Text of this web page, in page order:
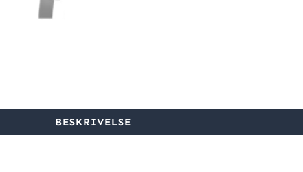
BESKRIVELSE